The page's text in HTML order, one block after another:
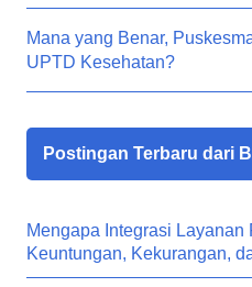
Mana yang Benar,
UPTD Kesehatan?
Postingan Terbaru dari
Mengapa Integrasi Layanan
Keuntungan, Kekurangan,